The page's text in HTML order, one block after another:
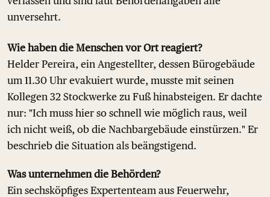
unversehrt.
Wie haben die Menschen vor Ort reagiert?
Helder Pereira, ein Angestellter, dessen Bürogebäude
um 11.30 Uhr evakuiert wurde, musste mit seinen
Kollegen 32 Stockwerke zu Fuß hinabsteigen. Er dachte
nur: "Ich muss hier so schnell wie möglich raus, weil
ich nicht weiß, ob die Nachbargebäude einstürzen." Er
beschrieb die Situation als beängstigend.
Was unternehmen die Behörden?
Ein sechsköpfiges Expertenteam aus Feuerwehr,